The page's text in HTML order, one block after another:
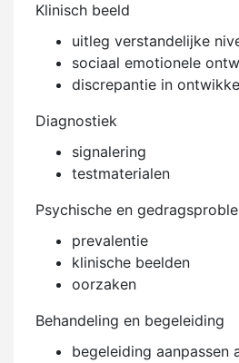
Klinisch beeld
uitleg verstandelijke
sociaal emotionele
discrepantie in
Diagnostiek
signalering
testmaterialen
Psychische en
prevalentie
klinische beelden
oorzaken
Behandeling en begeleiding
begeleiding aanpassen